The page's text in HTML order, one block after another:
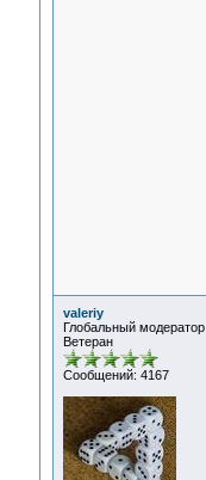
valeriy
Глобальный модератор
Ветеран
Сообщений: 4167